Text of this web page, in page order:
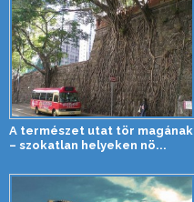
A természet utat tör magának
– szokatlan helyeken nö...